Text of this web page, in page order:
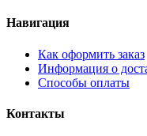
Навигация
Как оформить заказ
Информация о
Способы оплаты
Контакты